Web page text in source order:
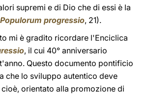
supremi e di Dio che di essi è la
Populorum progressio, 21).
mi è gradito ricordare l'Enciclica
, il cui 40° anniversario
Questo documento pontificio
che lo sviluppo autentico deve
orientato alla promozione di